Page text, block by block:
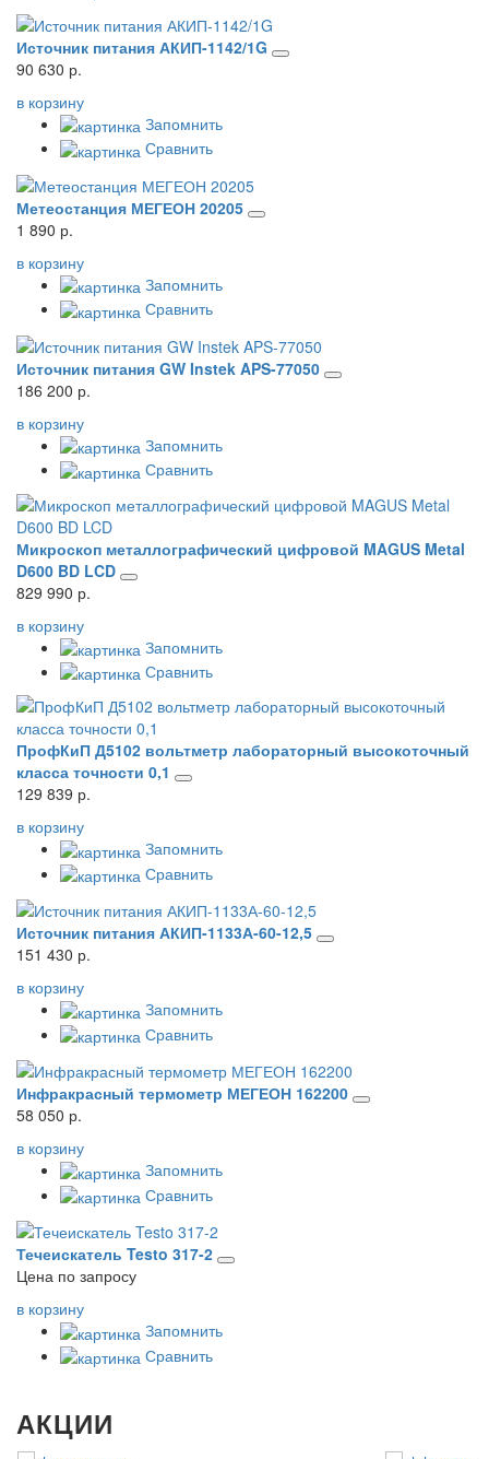
Источник питания АКИП-1142/1G
90 630 р.
в корзину
Запомнить
Сравнить
Метеостанция МЕГЕОН 20205
1 890 р.
в корзину
Запомнить
Сравнить
Источник питания GW Instek APS-77050
186 200 р.
в корзину
Запомнить
Сравнить
Микроскоп металлографический цифровой MAGUS Metal
D600 BD LCD
829 990 р.
в корзину
Запомнить
Сравнить
ПрофКиП Д5102 вольтметр лабораторный высокоточный
класса точности 0,1
129 839 р.
в корзину
Запомнить
Сравнить
Источник питания АКИП-1133А-60-12,5
151 430 р.
в корзину
Запомнить
Сравнить
Инфракрасный термометр МЕГЕОН 162200
58 050 р.
в корзину
Запомнить
Сравнить
Течеискатель Testo 317-2
Цена по запросу
в корзину
Запомнить
Сравнить
АКЦИИ